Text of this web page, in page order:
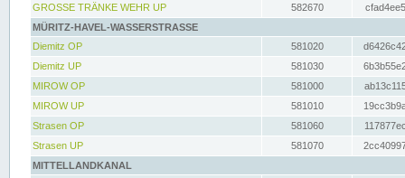
GROSSE TRÄNKE WEHR UP
582670
MÜRITZ-HAVEL-WASSERSTRASSE
Diemitz OP
581020
Diemitz UP
581030
MIROW OP
581000
MIROW UP
581010
Strasen OP
581060
Strasen UP
581070
MITTELLANDKANAL